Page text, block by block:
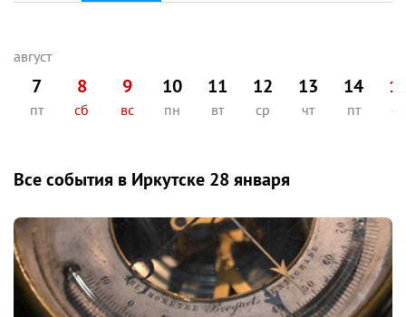
7
пт
8
сб
9
вс
10
пн
11
вт
12
ср
13
чт
14
пт сб
Все события в Иркутске 28 января